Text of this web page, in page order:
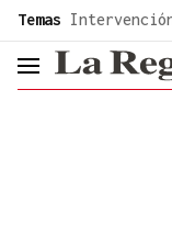
common.go-to-content
Temas
header.menu.open